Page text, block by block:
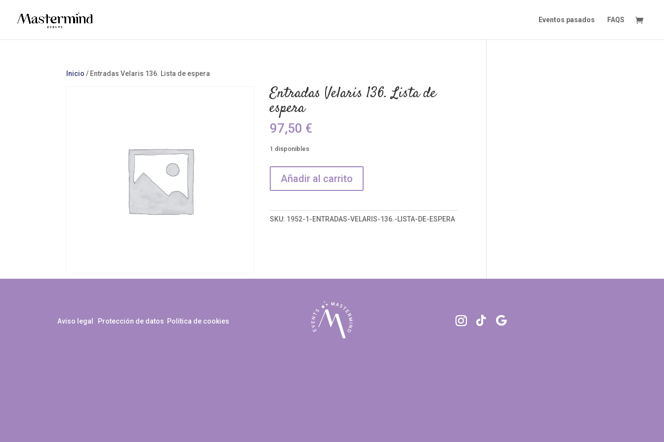
Eventos pasados FAQS
Inicio / Entradas Velaris 136. Lista de espera
Entradas Velaris 136. Lista de
espera
97,50 €
1 disponibles
Velaris
de
Añadir al carrito
SKU: 1952-1-ENTRADAS-VELARIS-136.-LISTA-DE-ESPERA
Aviso legal Protección de datos Política de cookies